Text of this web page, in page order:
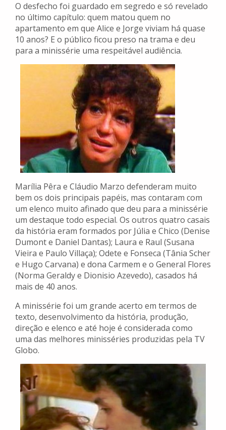
O desfecho foi guardado em segredo e só revelado
no último capítulo: quem matou quem no
apartamento em que Alice e Jorge viviam há quase
10 anos? E o público ficou preso na trama e deu
para a minissérie uma respeitável audiência.
Marília Pêra e Cláudio Marzo defenderam muito
bem os dois principais papéis, mas contaram com
um elenco muito afinado que deu para a minissérie
um destaque todo especial. Os outros quatro casais
da história eram formados por Júlia e Chico (Denise
Dumont e Daniel Dantas); Laura e Raul (Susana
Vieira e Paulo Villaça); Odete e Fonseca (Tânia Scher
e Hugo Carvana) e dona Carmem e o General Flores
(Norma Geraldy e Dionisio Azevedo), casados há
mais de 40 anos.
A minissérie foi um grande acerto em termos de
texto, desenvolvimento da história, produção,
direção e elenco e até hoje é considerada como
uma das melhores minisséries produzidas pela TV
Globo.